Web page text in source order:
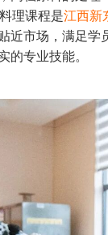
理课程是江西新
近市场，满足
的专业技能。